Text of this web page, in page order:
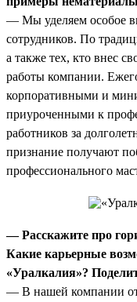
— Мы уделяем особое
сотрудников. По
а также тех, кто внес
работы компании.
корпоративными и
приуроченными к
работников за
признание получают
профессионального
— Расскажите про
Какие карьерные
«Уралкалия»?
— В нашей компании